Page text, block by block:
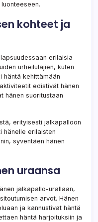
kohteet ja
erilaisia
urheilulajien, kuten
häntä kehittämään
edistivät hänen
hänen suoritustaan
erityisesti jalkapalloon
hänelle erilaisten
syventäen hänen
uraansa
jalkapallo-urallaan,
arvot. Hänen
ja kannustivat häntä
häntä harjoituksiin ja